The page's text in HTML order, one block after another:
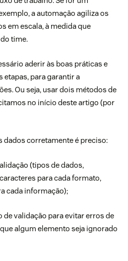
a automação agiliza os
em escala, à medida que
time.
aderir às boas práticas e
etapas, para garantir a
Ou seja, usar dois métodos de
no início deste artigo (por
dados corretamente é preciso:
(tipos de dados,
para cada formato,
cada informação);
validação para evitar erros de
algum elemento seja ignorado